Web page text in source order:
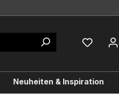
Neuheiten & Inspiration